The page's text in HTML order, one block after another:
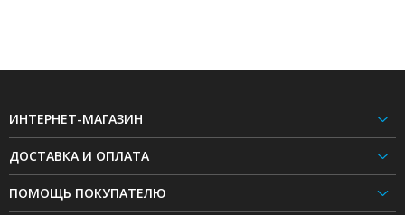
ИНТЕРНЕТ-МАГАЗИН
ДОСТАВКА И ОПЛАТА
ПОМОЩЬ ПОКУПАТЕЛЮ